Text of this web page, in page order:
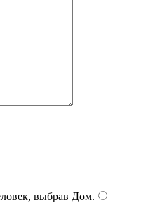
выбрав Дом.